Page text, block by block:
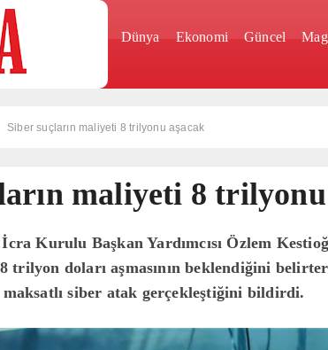
Dünya Ekonomi Güncel
Siber suçların maliyeti 8 trilyonu aşacak
maliyeti 8
Kurulu Başkan Yardımcısı Özlem
trilyon doları aşmasının beklendiğini
siber atak gerçekleştiğini bildirdi.